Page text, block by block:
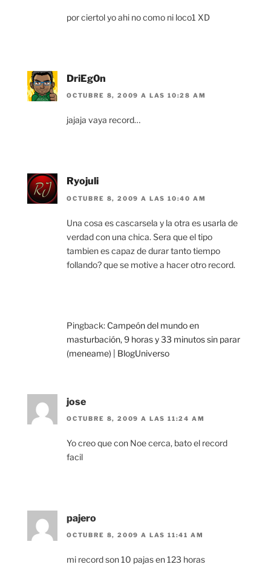
por ciertol yo ahi no como ni loco1 XD
DriEg0n
OCTUBRE 8, 2009 A LAS 10:28 AM
jajaja vaya record…
Ryojuli
OCTUBRE 8, 2009 A LAS 10:40 AM
Una cosa es cascarsela y la otra es usarla de
verdad con una chica. Sera que el tipo
tambien es capaz de durar tanto tiempo
follando? que se motive a hacer otro record.
Pingback: Campeón del mundo en
masturbación, 9 horas y 33 minutos sin parar
(meneame) | BlogUniverso
jose
OCTUBRE 8, 2009 A LAS 11:24 AM
Yo creo que con Noe cerca, bato el record
facil
pajero
OCTUBRE 8, 2009 A LAS 11:41 AM
mi record son 10 pajas en 123 horas